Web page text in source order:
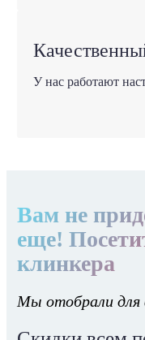
У нас работают
Вам не
еще!
клинкера
Мы отобрали для